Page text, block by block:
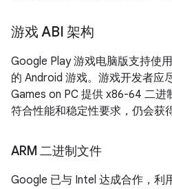
游戏 ABI 架构
Google Play 游戏电脑版支持使
的 Android 游戏。游戏开发者应
Games on PC 提供 x86-64 二进
符合性能和稳定性要求，仍会获
ARM 二进制文件
Google 已与 Intel 达成合作，利